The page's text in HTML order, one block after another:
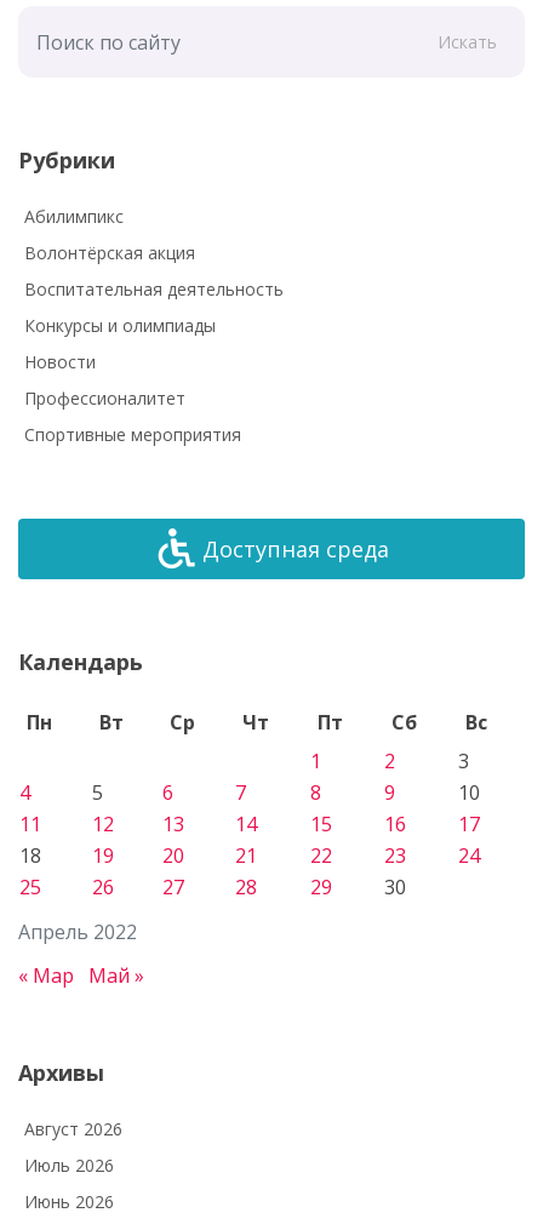
Искать
Рубрики
Абилимпикс
Волонтёрская акция
Воспитательная деятельность
Конкурсы и олимпиады
Новости
Профессионалитет
Спортивные мероприятия
Доступная среда
Календарь
Апрель 2022
Пн Вт Ср Чт Пт Сб
Вс
1
2
3
4
5 6 7 8 9
10
11
12 13 14 15 16
17
18
19 20 21 22 23
24
25
26 27 28 29 30
« Мар Май »
Архивы
Август 2026
Июль 2026
Июнь 2026